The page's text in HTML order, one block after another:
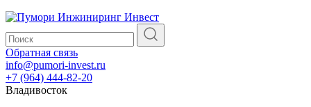
Обратная связь
info@pumori-invest.ru
+7 (964) 444-82-20
Владивосток